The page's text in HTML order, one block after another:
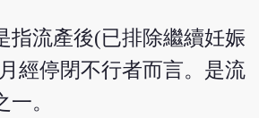
指流產後(已排除繼續妊娠
經停閉不行者而言。是流
。